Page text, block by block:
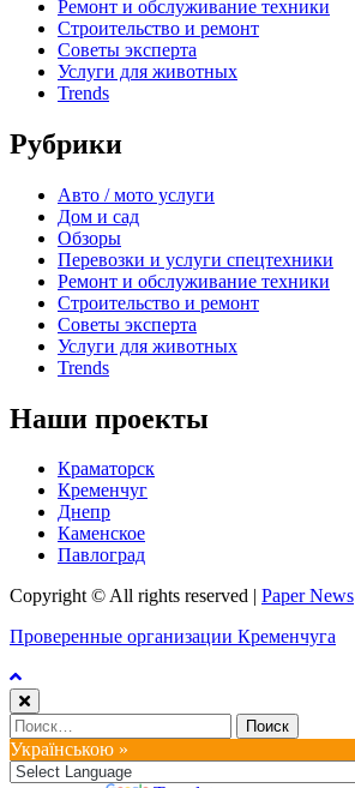
Ремонт и обслуживание техники
Строительство и ремонт
Советы эксперта
Услуги для животных
Trends
Рубрики
Авто / мото услуги
Дом и сад
Обзоры
Перевозки и услуги спецтехники
Ремонт и обслуживание техники
Строительство и ремонт
Советы эксперта
Услуги для животных
Trends
Наши проекты
Краматорск
Кременчуг
Днепр
Каменское
Павлоград
Copyright © All rights reserved
Paper News
Проверенные организации Кременчуга
Найти:
Українською »